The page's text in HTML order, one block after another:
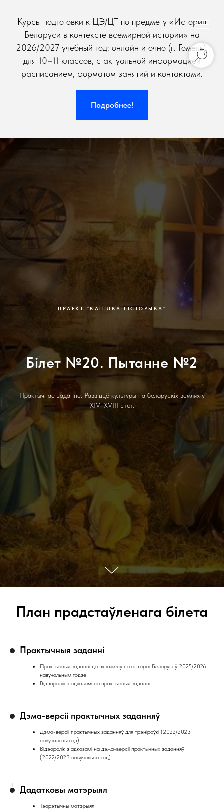
Курсы подготовки к ЦЭ/ЦТ по предмету «История
Беларуси в контексте всемирной истории» на
2026/2027 учебный год: онлайн и очно (г. Гомель),
для 10–11 классов, с актуальной информацией
расписанием, форматом занятий и контактами.
Подробнее!
ПРАЕКТ "КАПІЛКА ГІСТОРЫКА"
Білет №20. Пытанне №2
Практычнае заданне. Развіццё культуры на беларускіх землях у
XIV–XVIII стст.
План прадстаўленага білета
Практычныя заданні
Практычныя заданні да экзамену па гісторыі Беларусі ў 2025/2026
навучальным годзе
Відэаролік з адказамі на практычныя заданні
Дэма-версіі практычных заданняў
Дэма-версіі практычных заданняў для трэніроўкі (2022/2023
навучальны год)
Відэаролік з адказамі на дэма-версіі практычных заданняў
(2022/2023 навучальны год)
Дадатковы матэрыял
Тэарэтычны матэрыял